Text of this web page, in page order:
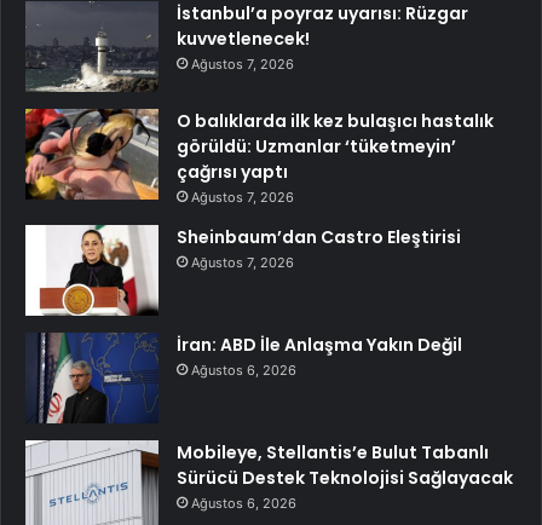
İstanbul’a poyraz uyarısı: Rüzgar
kuvvetlenecek!
Ağustos 7, 2026
O balıklarda ilk kez bulaşıcı hastalık
görüldü: Uzmanlar ‘tüketmeyin’
çağrısı yaptı
Ağustos 7, 2026
Sheinbaum’dan Castro Eleştirisi
Ağustos 7, 2026
İran: ABD İle Anlaşma Yakın Değil
Ağustos 6, 2026
Mobileye, Stellantis’e Bulut Tabanlı
Sürücü Destek Teknolojisi Sağlayacak
Ağustos 6, 2026